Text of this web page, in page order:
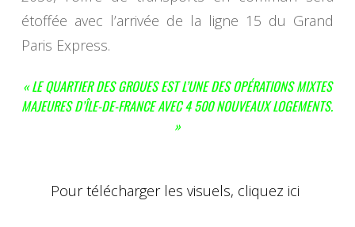
étoffée avec l’arrivée de la ligne 15 du Grand
Paris Express.
« LE QUARTIER DES GROUES EST L’UNE DES OPÉRATIONS MIXTES
MAJEURES D’ÎLE-DE-FRANCE AVEC 4 500 NOUVEAUX LOGEMENTS.
»
Pour télécharger les visuels, cliquez ici